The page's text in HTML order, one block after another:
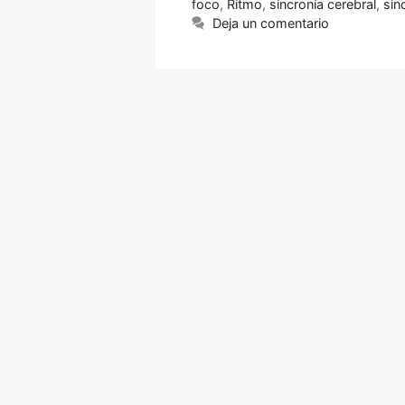
foco, Ritmo, sincronía cerebral,
Deja un comentario